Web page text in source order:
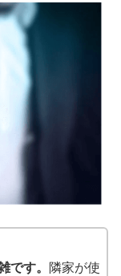
です。
隣家が使